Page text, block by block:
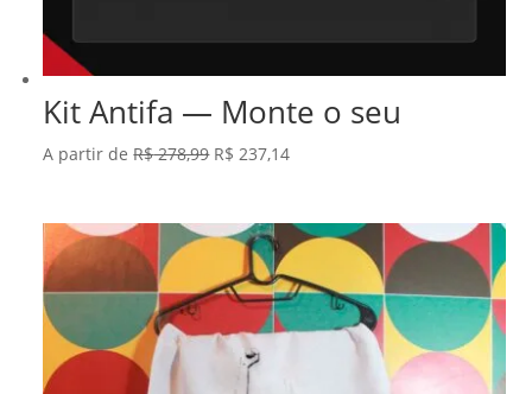
Kit Antifa — Monte o seu
A partir deR$278,99 O
era:
R$ 278,99.
R$ 237,14O
é:
R$ 237,14.